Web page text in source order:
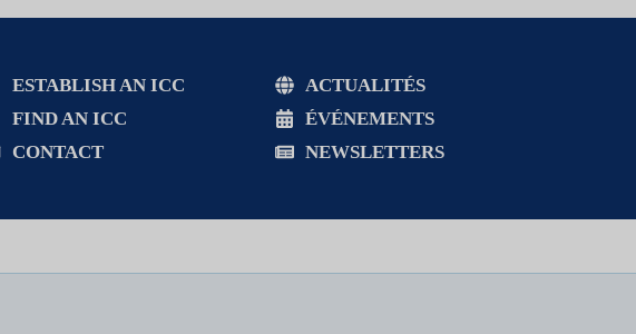
ESTABLISH AN ICC
FIND AN ICC
CONTACT
ACTUALITÉS
ÉVÉNEMENTS
NEWSLETTERS